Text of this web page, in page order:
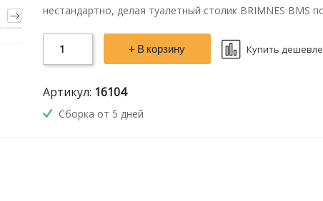
нестандартно, делая туалетный столик BRIMNES BMS
+ В корзину Купить дешевле
Артикул: 16104
Сборка от 5 дней